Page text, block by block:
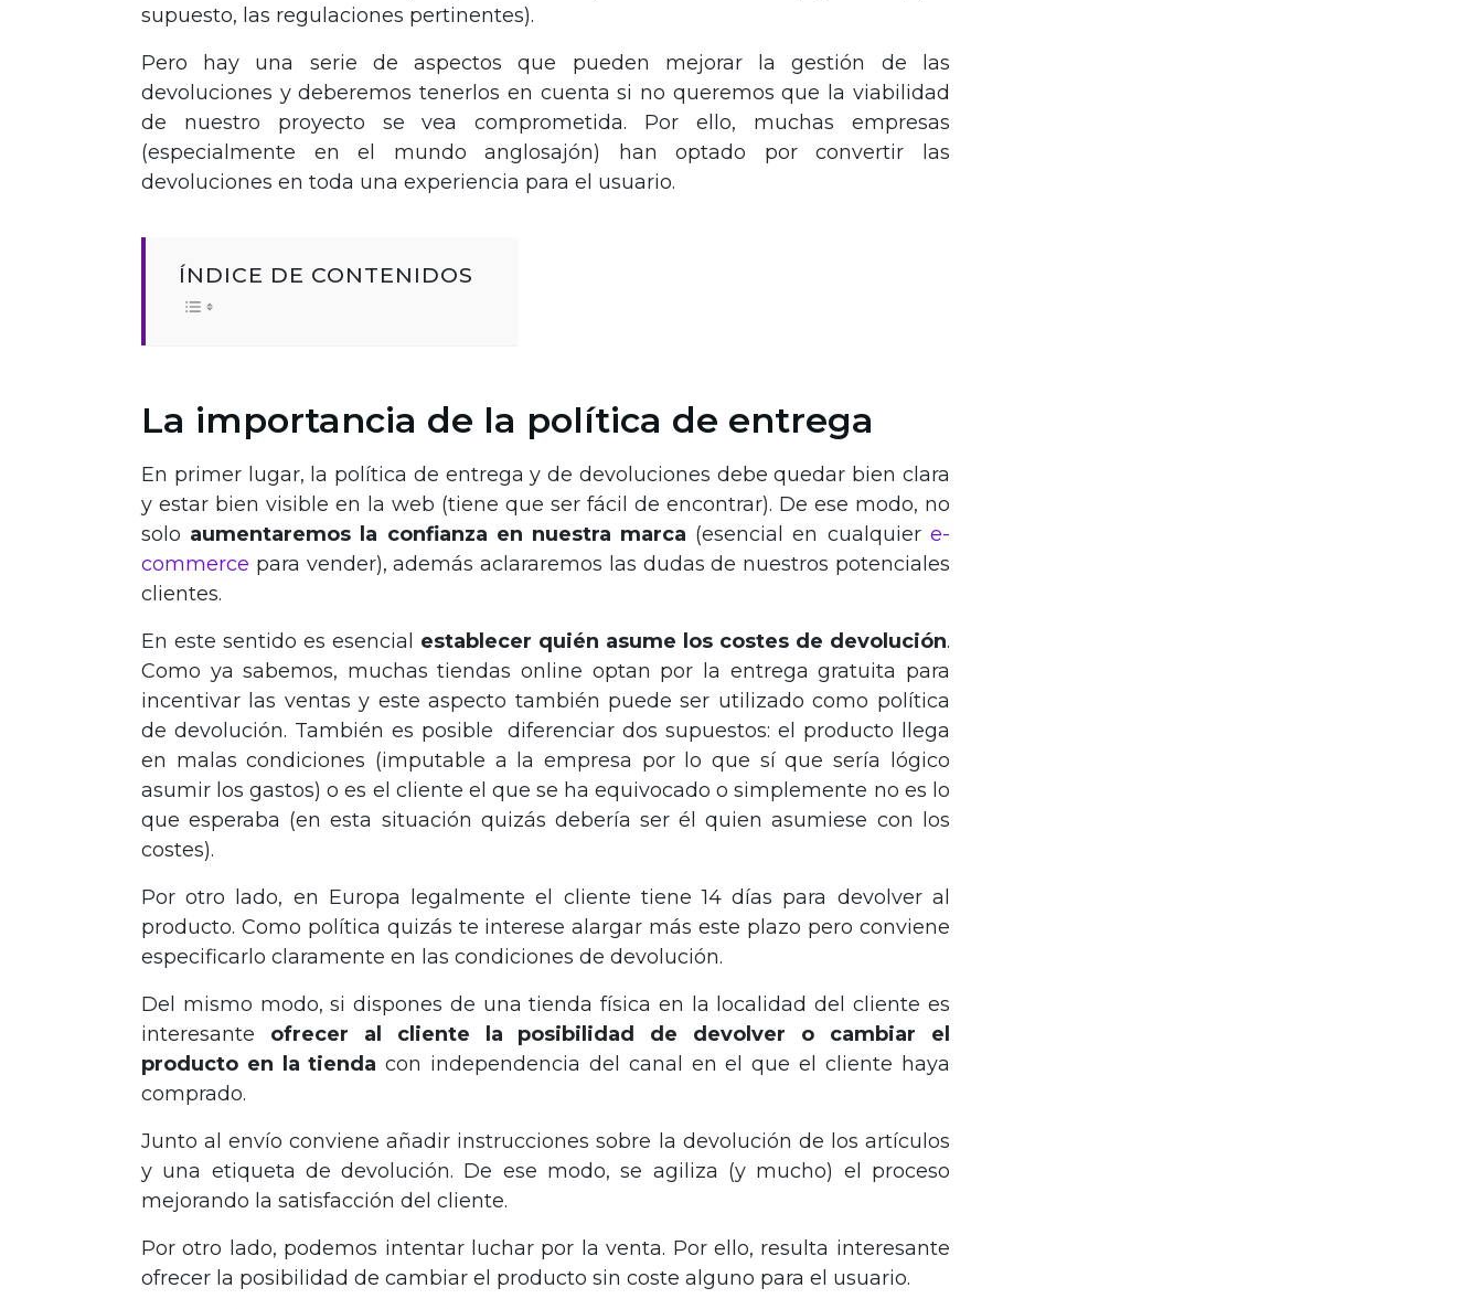
supuesto, las regulaciones pertinentes).
Pero hay una serie de aspectos que pueden mejorar la gestión de las
devoluciones y deberemos tenerlos en cuenta si no queremos que la viabilidad
de nuestro proyecto se vea comprometida. Por ello, muchas empresas
(especialmente en el mundo anglosajón) han optado por convertir las
devoluciones en toda una experiencia para el usuario.
ÍNDICE DE CONTENIDOS
La importancia de la política de entrega
En primer lugar, la política de entrega y de devoluciones debe quedar bien clara
y estar bien visible en la web (tiene que ser fácil de encontrar). De ese modo, no
solo aumentaremos la confianza en nuestra marca (esencial en cualquier e-
commerce para vender), además aclararemos las dudas de nuestros potenciales
clientes.
En este sentido es esencial establecer quién asume los costes de devolución.
Como ya sabemos, muchas tiendas online optan por la entrega gratuita para
incentivar las ventas y este aspecto también puede ser utilizado como política
de devolución. También es posible diferenciar dos supuestos: el producto llega
en malas condiciones (imputable a la empresa por lo que sí que sería lógico
asumir los gastos) o es el cliente el que se ha equivocado o simplemente no es lo
que esperaba (en esta situación quizás debería ser él quien asumiese con los
costes).
Por otro lado, en Europa legalmente el cliente tiene 14 días para devolver al
producto. Como política quizás te interese alargar más este plazo pero conviene
especificarlo claramente en las condiciones de devolución.
Del mismo modo, si dispones de una tienda física en la localidad del cliente es
interesante ofrecer al cliente la posibilidad de devolver o cambiar el
producto en la tienda con independencia del canal en el que el cliente haya
comprado.
Junto al envío conviene añadir instrucciones sobre la devolución de los artículos
y una etiqueta de devolución. De ese modo, se agiliza (y mucho) el proceso
mejorando la satisfacción del cliente.
Por otro lado, podemos intentar luchar por la venta. Por ello, resulta interesante
ofrecer la posibilidad de cambiar el producto sin coste alguno para el usuario.